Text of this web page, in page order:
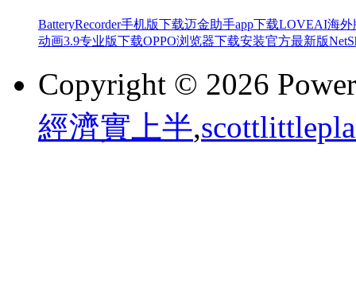
BatteryRecorder手机版下载迈金助手app下载LOVEAI海外
动画3.9专业版下载OPPO浏览器下载安装官方最新版
Copyright © 2026
經濟實上半,